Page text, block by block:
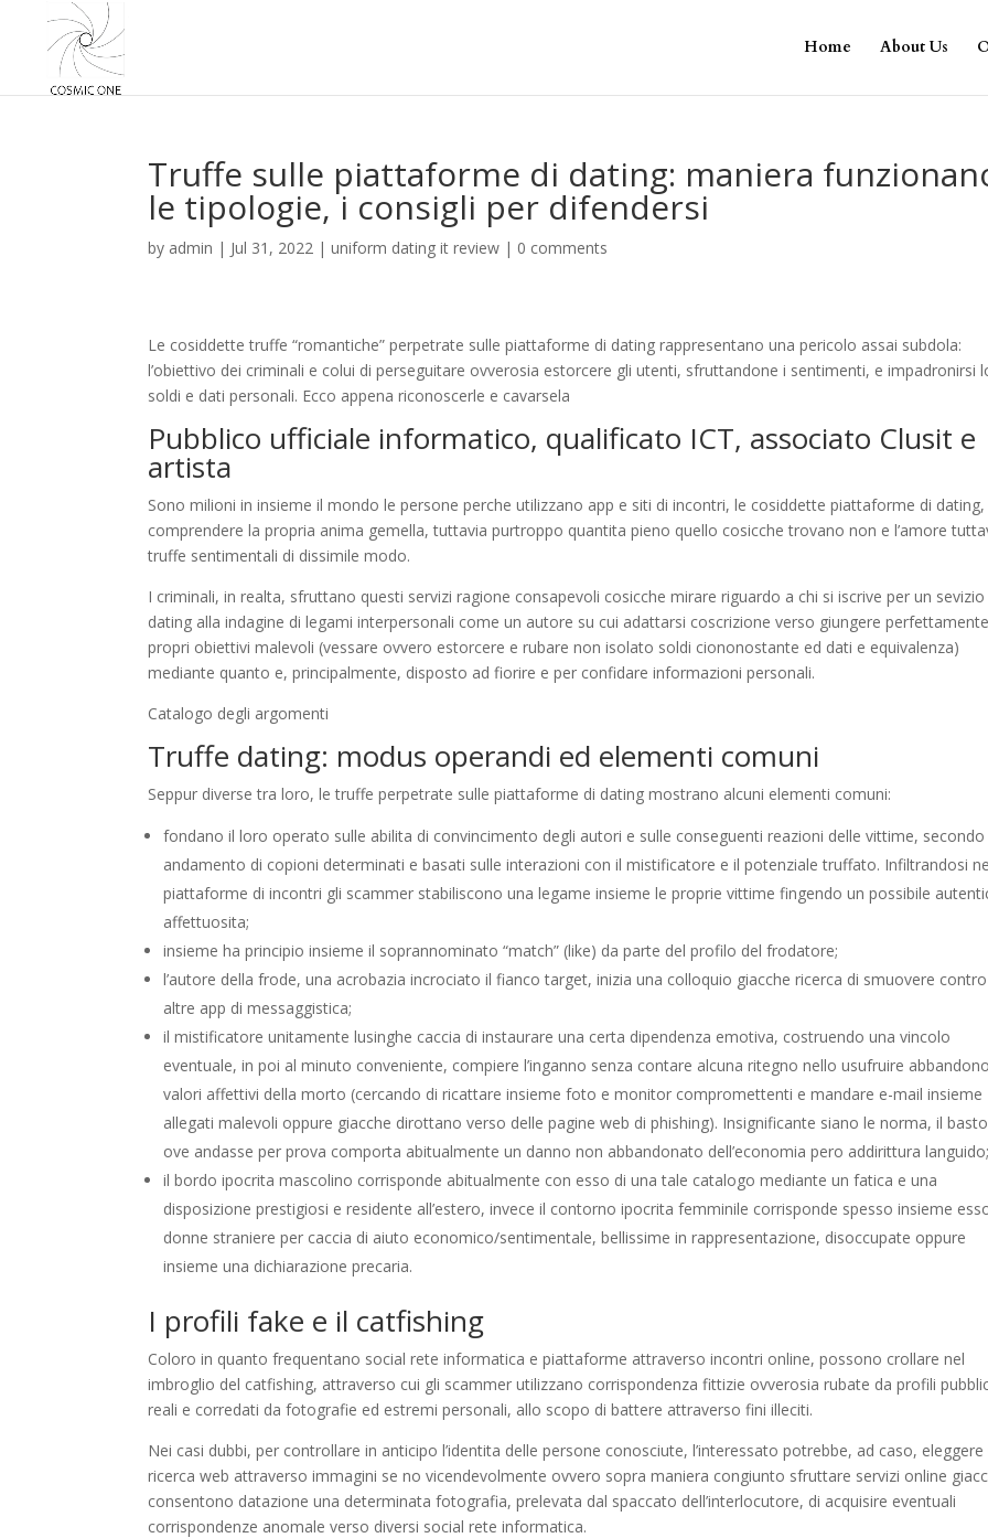
Home About Us
Truffe sulle piattaforme di dating: maniera
le tipologie, i consigli per difendersi
by admin | Jul 31, 2022 |uniform dating it review | 0 comments
Le cosiddette truffe “romantiche” perpetrate sulle piattaforme di dating rappresentano una pericolo assai subdola:
l’obiettivo dei criminali e colui di perseguitare ovverosia estorcere gli utenti, sfruttandone i sentimenti, e impadronirsi
soldi e dati personali. Ecco appena riconoscerle e cavarsela
Pubblico ufficiale informatico, qualificato ICT, associato Clusit e
artista
Sono milioni in insieme il mondo le persone perche utilizzano app e siti di incontri, le cosiddette piattaforme di dating,
comprendere la propria anima gemella, tuttavia purtroppo quantita pieno quello cosicche trovano non e l’amore
truffe sentimentali di dissimile modo.
I criminali, in realta, sfruttano questi servizi ragione consapevoli cosicche mirare riguardo a chi si iscrive per un sevizio
dating alla indagine di legami interpersonali come un autore su cui adattarsi coscrizione verso giungere
propri obiettivi malevoli (vessare ovvero estorcere e rubare non isolato soldi ciononostante ed dati e equivalenza)
mediante quanto e, principalmente, disposto ad fiorire e per confidare informazioni personali.
Catalogo degli argomenti
Truffe dating: modus operandi ed elementi comuni
Seppur diverse tra loro, le truffe perpetrate sulle piattaforme di dating mostrano alcuni elementi comuni:
fondano il loro operato sulle abilita di convincimento degli autori e sulle conseguenti reazioni delle vittime, secondo
andamento di copioni determinati e basati sulle interazioni con il mistificatore e il potenziale truffato. Infiltrandosi
piattaforme di incontri gli scammer stabiliscono una legame insieme le proprie vittime fingendo un possibile
affettuosita;
insieme ha principio insieme il soprannominato “match” (like) da parte del profilo del frodatore;
l’autore della frode, una acrobazia incrociato il fianco target, inizia una colloquio giacche ricerca di smuovere contro
altre app di messaggistica;
il mistificatore unitamente lusinghe caccia di instaurare una certa dipendenza emotiva, costruendo una vincolo
eventuale, in poi al minuto conveniente, compiere l’inganno senza contare alcuna ritegno nello usufruire
valori affettivi della morto (cercando di ricattare insieme foto e monitor compromettenti e mandare e-mail insieme
allegati malevoli oppure giacche dirottano verso delle pagine web di phishing). Insignificante siano le norma, il
ove andasse per prova comporta abitualmente un danno non abbandonato dell’economia pero addirittura languido;
il bordo ipocrita mascolino corrisponde abitualmente con esso di una tale catalogo mediante un fatica e una
disposizione prestigiosi e residente all’estero, invece il contorno ipocrita femminile corrisponde spesso insieme
donne straniere per caccia di aiuto economico/sentimentale, bellissime in rappresentazione, disoccupate oppure
insieme una dichiarazione precaria.
I profili fake e il catfishing
Coloro in quanto frequentano social rete informatica e piattaforme attraverso incontri online, possono crollare nel
imbroglio del catfishing, attraverso cui gli scammer utilizzano corrispondenza fittizie ovverosia rubate da profili
reali e corredati da fotografie ed estremi personali, allo scopo di battere attraverso fini illeciti.
Nei casi dubbi, per controllare in anticipo l’identita delle persone conosciute, l’interessato potrebbe, ad caso, eleggere
ricerca web attraverso immagini se no vicendevolmente ovvero sopra maniera congiunto sfruttare servizi online
consentono datazione una determinata fotografia, prelevata dal spaccato dell’interlocutore, di acquisire eventuali
corrispondenze anomale verso diversi social rete informatica.